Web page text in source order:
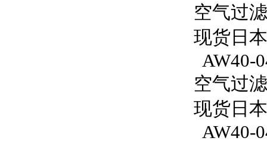
空气过
现货日
AW40-
空气过
现货日
AW40-